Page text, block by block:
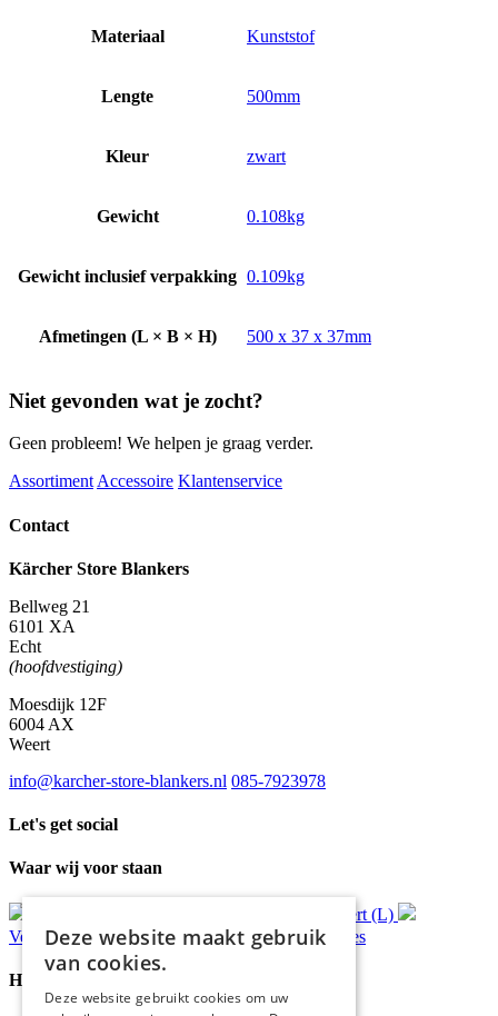
Materiaal Kunststof
Lengte 500mm
Kleur zwart
Gewicht 0.108kg
Gewicht inclusief verpakking 0.109kg
Afmetingen (L × B × H) 500 x 37 x 37mm
Niet gevonden wat je zocht?
Geen probleem! We helpen je graag verder.
Assortiment Accessoire Klantenservice
Contact
Kärcher Store Blankers
Bellweg 21
6101 XA
Echt
(hoofdvestiging)
Moesdijk 12F
6004 AX
Weert
info@karcher-store-blankers.nl 085-7923978
Let's get social
Waar wij voor staan
Ophalen in Echt of Weert (L)
Verzondenbinnen 48 uur* Persoonlijk advies
Handige Links
Deze website maakt gebruik
van cookies.
Deze website gebruikt cookies om uw